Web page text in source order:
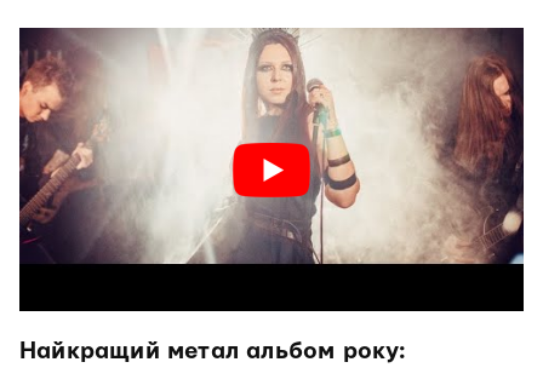
Найкращий метал альбом року: